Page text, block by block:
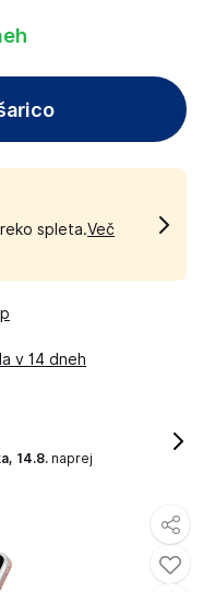
spleta.Več
v 14 dneh
14.8. naprej